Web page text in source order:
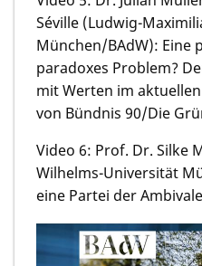
Séville (Ludwig-
München/BAdW): Eine
paradoxes Problem?
mit Werten im
von Bündnis 90/Die
Video 6: Prof. Dr. Silke
Wilhelms-Universität
eine Partei der